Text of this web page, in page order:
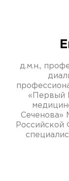
д.м.н.,
«Первый
Сеченова»
Российской